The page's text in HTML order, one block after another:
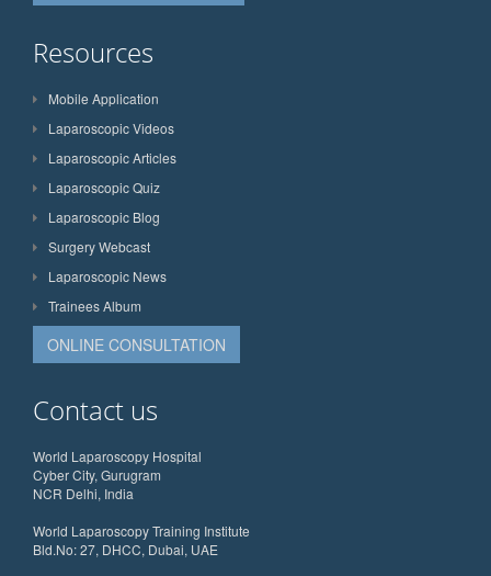
Resources
Mobile Application
Laparoscopic Videos
Laparoscopic Articles
Laparoscopic Quiz
Laparoscopic Blog
Surgery Webcast
Laparoscopic News
Trainees Album
ONLINE CONSULTATION
Contact us
World Laparoscopy Hospital
Cyber City, Gurugram
NCR Delhi, India
World Laparoscopy Training Institute
Bld.No: 27, DHCC, Dubai, UAE